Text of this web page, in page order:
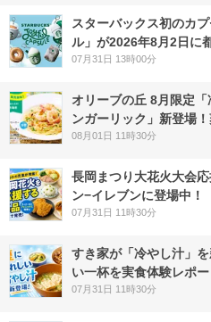
スターバックス初のカ
ル」が2026年8月2日に
07月31日 13時00分
オリーブの丘 8月限定
ンガーリック」新登場
08月01日 11時30分
長岡まつり大花火大会
ン−イレブンに登場中！
07月31日 11時30分
すき家が「冷やし汁」
い一杯を実食体験レポー
07月31日 11時30分